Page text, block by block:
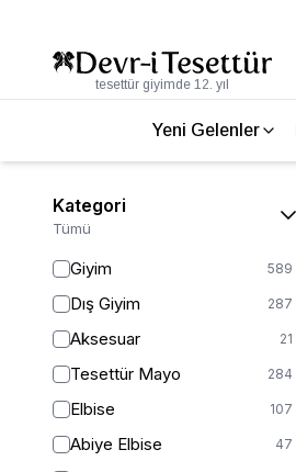
tesettür giyimde 12. yıl
Yeni Gelenler
Kategori
Tümü
Giyim 589
Dış Giyim 287
Aksesuar 21
Tesettür Mayo 284
Elbise 107
Abiye Elbise 47